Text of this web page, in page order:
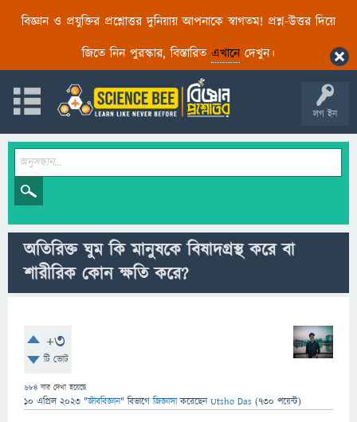
বিজ্ঞান ও প্রযুক্তির প্রশ্নোত্তর দুনিয়ায় আপনাকে স্বাগতম! প্রশ্ন-উত্তর দিয়ে
জিতে নিন পুরস্কার, বিস্তারিত এখানেদেখুন।
লগ ইন
অতিরিক্ত ঘুম কি মানুষকে বিষাদগ্রস্থ করে বা
শারীরিক কোন ক্ষতি করে?
+3
টি ভোট
684 বার দেখা হয়েছে
10 এপ্রিল 2023 "জীববিজ্ঞান" বিভাগে জিজ্ঞাসাকরেছেনUtsho Das (730 পয়েন্ট)